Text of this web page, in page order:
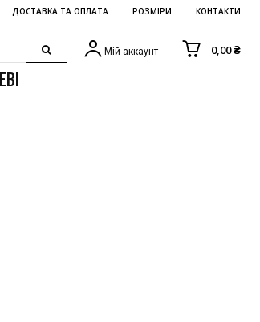
ДОСТАВКА ТА ОПЛАТА РОЗМІРИ КОНТАКТИ
Мій аккаунт 0,00 ₴